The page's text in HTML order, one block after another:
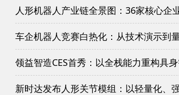
人形机器人产业链全景图：36家核心企
车企机器人竞赛白热化：从技术演示到
领益智造CES首秀：以全栈能力重构具
新时达发布人形关节模组：以轻量化、